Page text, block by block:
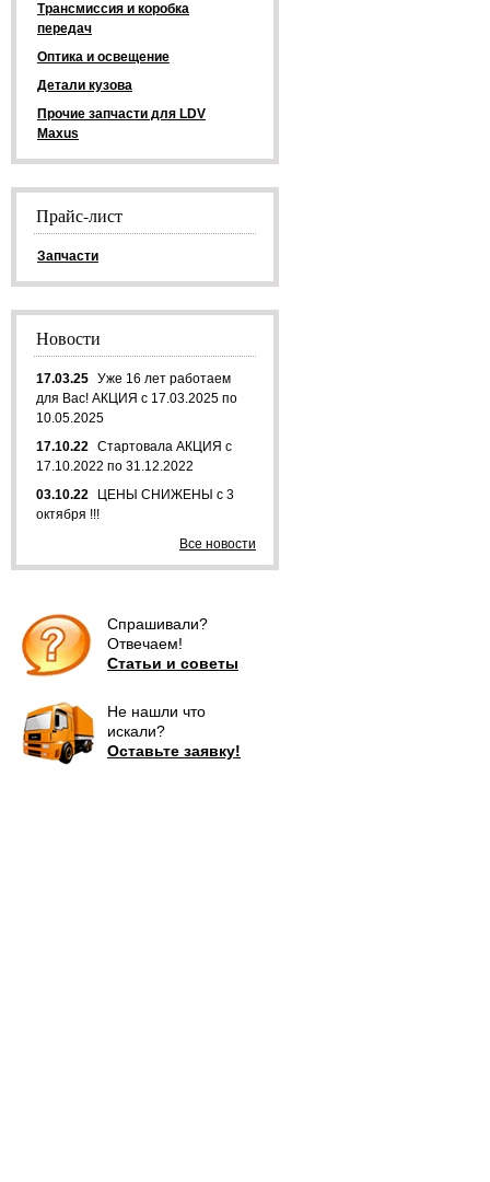
Трансмиссия и коробка
передач
Оптика и освещение
Детали кузова
Прочие запчасти для LDV
Maxus
Прайс-лист
Запчасти
Новости
17.03.25 Уже 16 лет работаем
для Вас! АКЦИЯ с 17.03.2025 по
10.05.2025
17.10.22 Стартовала АКЦИЯ с
17.10.2022 по 31.12.2022
03.10.22
ЦЕНЫ СНИЖЕНЫ с 3
октября !!!
Все новости
Спрашивали?
Отвечаем!
Статьи и советы
Не нашли что
искали?
Оставьте заявку!